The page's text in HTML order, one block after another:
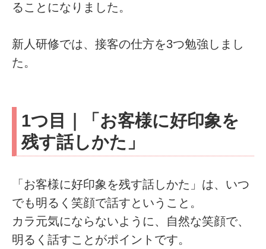
ることになりました。
新人研修では、接客の仕方を3つ勉強しまし
た。
1つ目｜「お客様に好印象を
残す話しかた」
「お客様に好印象を残す話しかた」は、いつ
でも明るく笑顔で話すということ。
カラ元気にならないように、自然な笑顔で、
明るく話すことがポイントです。